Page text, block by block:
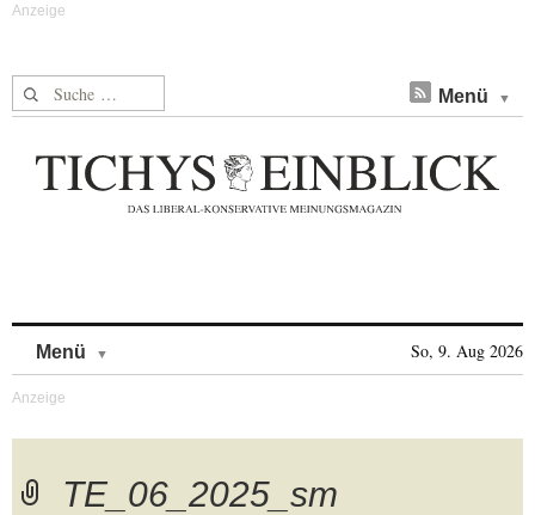
Suche nach: Menü
Menü So, 9. Aug 2026
TE_06_2025_sm